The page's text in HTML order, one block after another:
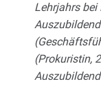
Lehrjahrs bei
(Prokuristin,